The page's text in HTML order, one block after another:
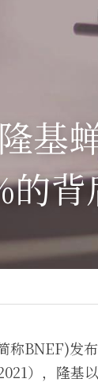
基
的背
称BNEF)发
），隆基以